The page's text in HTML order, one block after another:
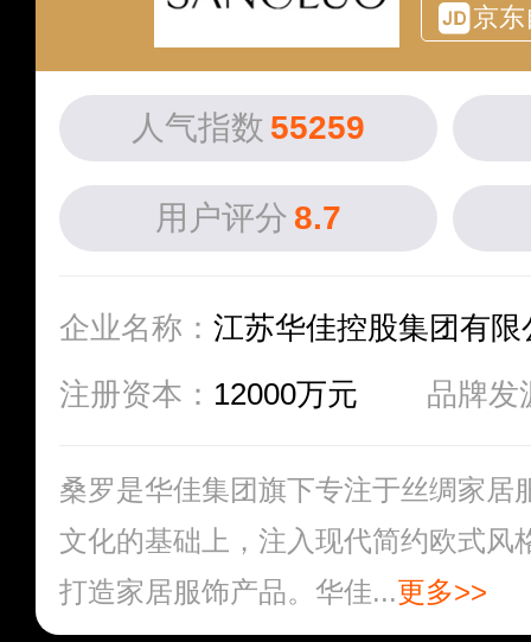
京
人气指数 55259
用户评分 8.7
企业名称： 江苏华佳控股集团有限
注册资本： 12000万元 品牌发
桑罗是华佳集团旗下专注于丝绸家居
文化的基础上，注入现代简约欧式风
打造家居服饰产品。华佳...更多>>